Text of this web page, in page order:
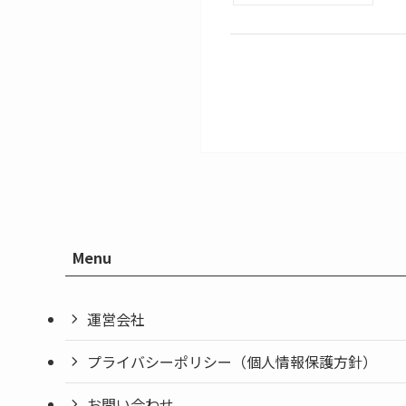
Menu
運営会社
プライバシーポリシー（個人情報保護方針）